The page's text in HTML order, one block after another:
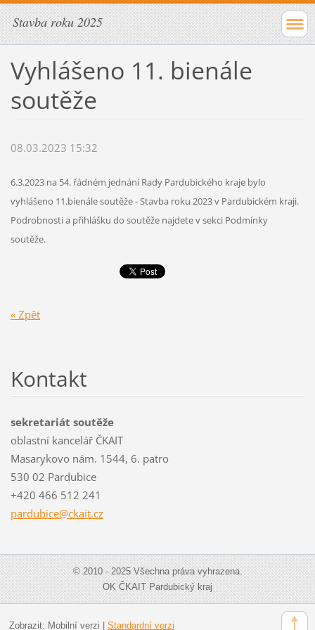
Stavba roku 2025
Vyhlášeno 11. bienále
soutěže
08.03.2023 15:32
6.3.2023 na 54. řádném jednání Rady Pardubického kraje bylo
vyhlášeno 11.bienále soutěže - Stavba roku 2023 v Pardubickém kraji.
Podrobnosti a přihlášku do soutěže najdete v sekci Podmínky
soutěže.
« Zpět
Kontakt
sekretariát soutěže
oblastní kancelář ČKAIT
Masarykovo nám. 1544, 6. patro
530 02 Pardubice
+420 466 512 241
pardubice@ckait.cz
© 2010 - 2025 Všechna práva vyhrazena.
OK ČKAIT Pardubický kraj
Zobrazit: Mobilní verzi Standardní verzi